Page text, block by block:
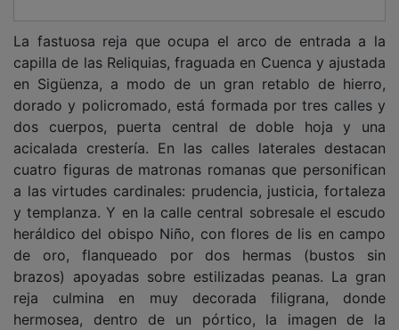
capilla de las Reliquias, fraguada en Cuenca y ajustada
en Sigüenza, a modo de un gran retablo de hierro,
dorado y policromado, está formada por tres calles y
dos cuerpos, puerta central de doble hoja y una
acicalada crestería. En las calles laterales destacan
cuatro figuras de matronas romanas que personifican
a las virtudes cardinales: prudencia, justicia, fortaleza
y templanza. Y en la calle central sobresale el escudo
heráldico del obispo Niño, con flores de lis en campo
de oro, flanqueado por dos hermas (bustos sin
brazos) apoyadas sobre estilizadas peanas. La gran
reja culmina en muy decorada filigrana, donde
hermosea, dentro de un pórtico, la imagen de la